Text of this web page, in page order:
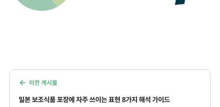
이전 게시물
일본 보조식품 포장에 자주 쓰이는 표현 8가지 해석 가이드